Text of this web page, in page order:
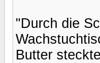
"Durch die
Butter